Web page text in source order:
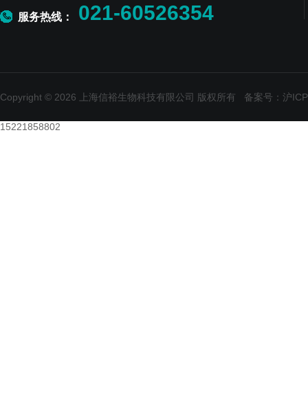
服务热线： 021-60526354
Copyright © 2026 上海信裕生物科技有限公司 版权所有 备案号：沪
15221858802